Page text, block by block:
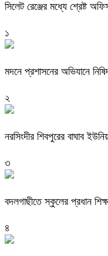
সিলেট রেঞ্জের মধ্যে শ্রেষ্ট
১
মদনে প্রশাসনের অভিযানে
২
নরসিংদীর শিবপুরের বাঘাব
৩
বদলগাছীতে স্কুলের প্রধান
৪